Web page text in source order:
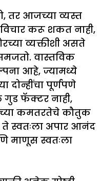
तर आजच्या व्यस्त
करू शकत नाही,
व्यक्तीशी असते
वास्तविक
आहे, ज्यामध्ये
दोन्हींचा पूर्णपणे
गुड फॅक्टर नाही,
कमतरतेचे कौतुक
स्वतःला अपार आनंद
माणूस स्वतःला